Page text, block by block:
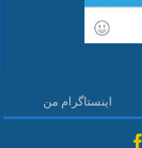
اینستاگرام من